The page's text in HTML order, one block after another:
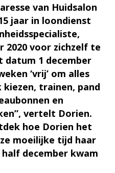
van Huidsalon
jaar in loondienst
2020 voor zichzelf te
datum 1 december
‘vrij’ om alles
trainen, pand
en
vertelt Dorien.
hoe Dorien het
moeilijke tijd haar
december kwam